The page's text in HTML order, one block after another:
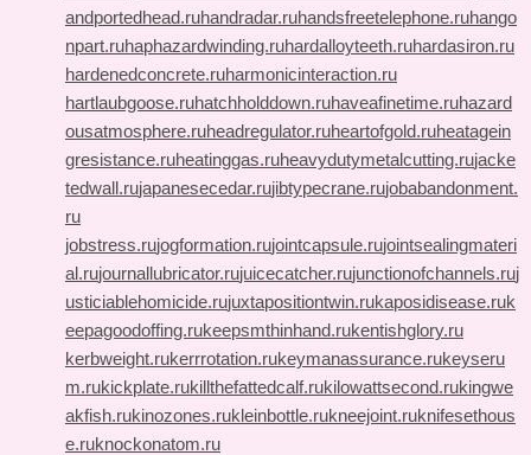
andportedhead.ruhandradar.ruhandsfreetelephone.ruhango
npart.ruhaphazardwinding.ruhardalloyteeth.ruhardasiron.ru
hardenedconcrete.ruharmonicinteraction.ru
hartlaubgoose.ruhatchholddown.ruhaveafinetime.ruhazard
ousatmosphere.ruheadregulator.ruheartofgold.ruheatagein
gresistance.ruheatinggas.ruheavydutymetalcutting.rujacke
tedwall.rujapanesecedar.rujibtypecrane.rujobabandonment.
ru
jobstress.rujogformation.rujointcapsule.rujointsealingmateri
al.rujournallubricator.rujuicecatcher.rujunctionofchannels.ruj
usticiablehomicide.rujuxtapositiontwin.rukaposidisease.ruk
eepagoodoffing.rukeepsmthinhand.rukentishglory.ru
kerbweight.rukerrrotation.rukeymanassurance.rukeyseru
m.rukickplate.rukillthefattedcalf.rukilowattsecond.rukingwe
akfish.rukinozones.rukleinbottle.rukneejoint.ruknifesethous
e.ruknockonatom.ru